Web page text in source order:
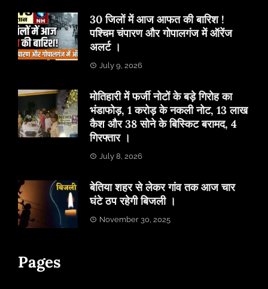
30 जिलों में आज आफत की बारिश !
पश्चिम चंपारण और गोपालगंज में ऑरेंज
अलर्ट ।
July 9, 2026
मोतिहारी में फर्जी नोटों के बड़े गिरोह का
भंडाफोड़, 1 करोड़ के नकली नोट, 13 लाख
कैश और 38 सोने के बिस्किट बरामद, 4
गिरफ्तार ।
July 8, 2026
बेतिया शहर से लेकर गांव तक आज चार
घंटे ठप रहेगी बिजली ।
November 30, 2025
Pages